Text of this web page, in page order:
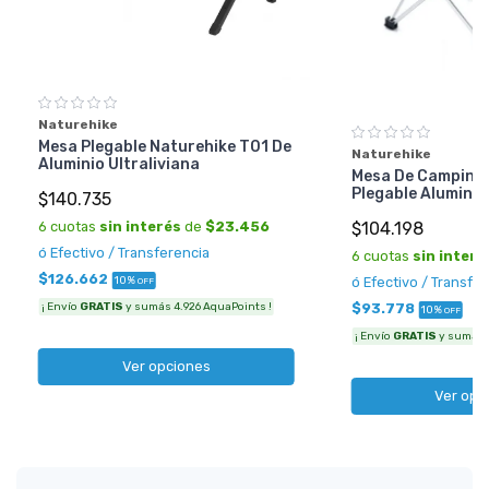
Naturehike
Mesa Plegable Naturehike T01 De
Aluminio Ultraliviana
$140.735
6 cuotas sin interés de $23.456
ó Efectivo / Transferencia
$126.662 10% OFF
¡ Envío GRATIS y sumás 4.926 AquaPoints !
Ver opciones
Naturehike
Mesa De
Plegable
$104.198
6 cuotas sin
ó Efectivo /
$93.778 10% OFF
¡ Envío GRATIS y sumás
Ver